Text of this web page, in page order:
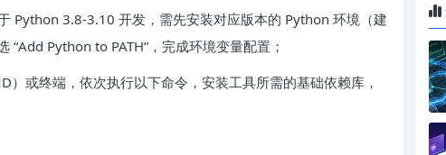
Python 3.8-3.10 开发，需先安装对应版本的 Python 环境（建
Python to PATH”，完成环境变量配置；
）或终端，依次执行以下命令，安装工具所需的基础依赖库，